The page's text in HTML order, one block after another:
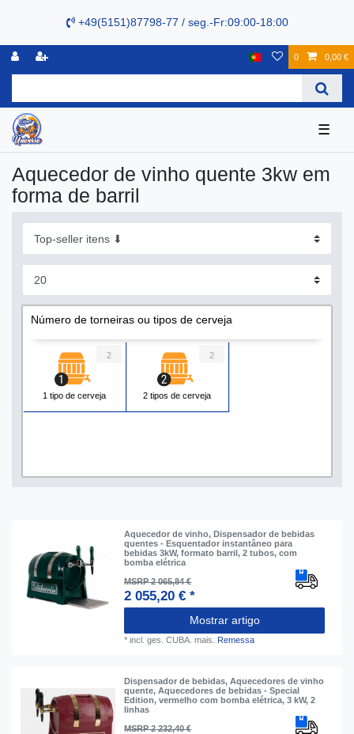
+49(5151)87798-77 / seg.-Fr:09:00-18:00
0 0,00 €
☰
Aquecedor de vinho quente 3kw em
forma de barril
Número de torneiras ou tipos de cerveja
1 tipo de cerveja
2
2 tipos de cerveja
2
Aquecedor de vinho, Dispensador de bebidas
quentes - Esquentador instantâneo para
bebidas 3kW, formato barril, 2 tubos, com
bomba elétrica
MSRP 2 065,84 €
2 055,20 € *
Mostrar artigo
*incl. ges. CUBA. mais. Remessa
Dispensador de bebidas, Aquecedores de vinho
quente, Aquecedores de bebidas - Special
Edition, vermelho com bomba elétrica, 3 kW, 2
linhas
MSRP 2 232,40 €